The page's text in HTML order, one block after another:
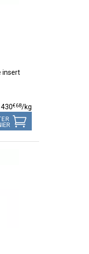
insert
430€68/kg